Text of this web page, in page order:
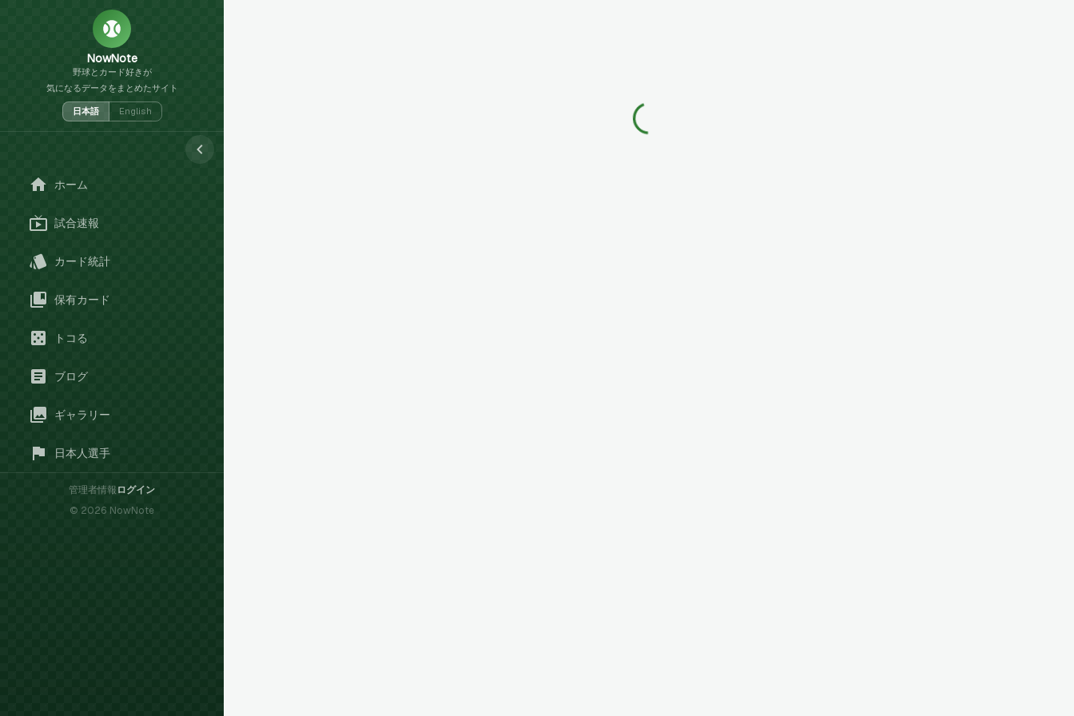
NowNote
野球とカード好きが
気になるデータをまとめたサイト
日本語 English
ホーム
試合速報
カード統計
保有カード
トコる
ブログ
ギャラリー
日本人選手
管理者情報 ログイン
© 2026 NowNote